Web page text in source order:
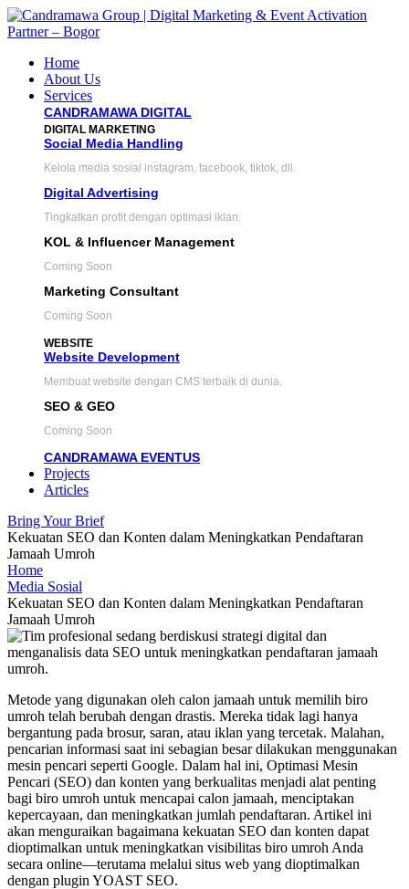
Home
About Us
Services
CANDRAMAWA DIGITAL
DIGITAL MARKETING
Social Media Handling
Kelola media sosial instagram, facebook, tiktok, dll.
Digital Advertising
Tingkatkan profit dengan optimasi iklan.
KOL & Influencer Management
Coming Soon
Marketing Consultant
Coming Soon
WEBSITE
Website Development
Membuat website dengan CMS terbaik di dunia.
SEO & GEO
Coming Soon
CANDRAMAWA EVENTUS
Projects
Articles
Bring Your Brief
Kekuatan SEO dan Konten dalam Meningkatkan Pendaftaran
Jamaah Umroh
Home
Media Sosial
Kekuatan SEO dan Konten dalam Meningkatkan Pendaftaran
Jamaah Umroh
Metode yang digunakan oleh calon jamaah untuk memilih biro
umroh telah berubah dengan drastis. Mereka tidak lagi hanya
bergantung pada brosur, saran, atau iklan yang tercetak. Malahan,
pencarian informasi saat ini sebagian besar dilakukan menggunakan
mesin pencari seperti Google. Dalam hal ini, Optimasi Mesin
Pencari (SEO) dan konten yang berkualitas menjadi alat penting
bagi biro umroh untuk mencapai calon jamaah, menciptakan
kepercayaan, dan meningkatkan jumlah pendaftaran. Artikel ini
akan menguraikan bagaimana kekuatan SEO dan konten dapat
dioptimalkan untuk meningkatkan visibilitas biro umroh Anda
secara online—terutama melalui situs web yang dioptimalkan
dengan plugin YOAST SEO.